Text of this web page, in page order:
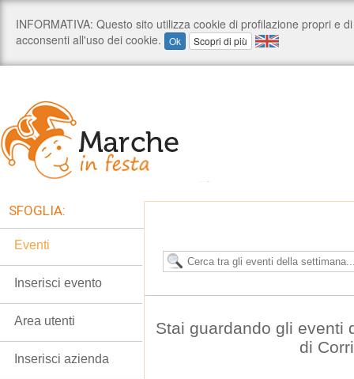
Stai guardando gli eventi
di
SFOGLIA:
Eventi
Inserisci evento
Area utenti
Inserisci azienda